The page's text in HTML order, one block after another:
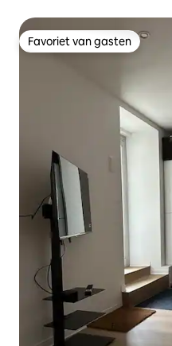
Favoriet van gasten
Favoriet van gasten